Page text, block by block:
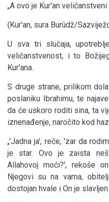
„A ovo je Kur'an veličanstveni
(Kur'an, sura Burûdž/
U sva tri slučaja,
veličanstvenost, i to
Kur'ana.
S druge strane, prilikom
poslaniku Ibrahimu, te
da će uskoro roditi sina, ta
iznenađenje, naročito kod
„'Jadna ja', reče, 'zar da
je star. Ovo je zaista
Allahovoj moći?', rekoše
Njegovi su na vama,
dostojan hvale i On je